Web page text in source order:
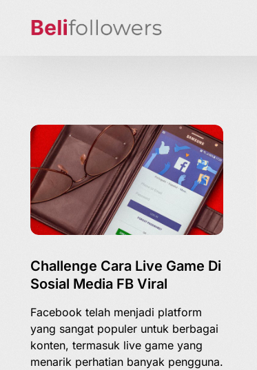
Challenge Cara Live Game Di
Sosial Media FB Viral
Facebook telah menjadi platform
yang sangat populer untuk berbagai
konten, termasuk live game yang
menarik perhatian banyak pengguna.